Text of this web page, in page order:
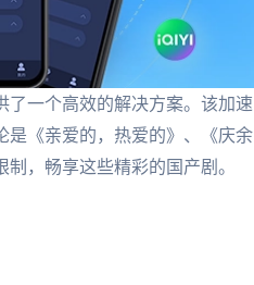
了一个高效的解决方案。该加速
是《亲爱的，热爱的》、《庆余
，畅享这些精彩的国产剧。